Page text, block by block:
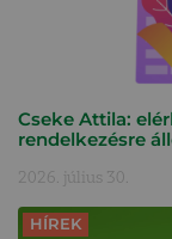
Cseke Attila:
rendelkezésre
2026. július 30.
HÍREK